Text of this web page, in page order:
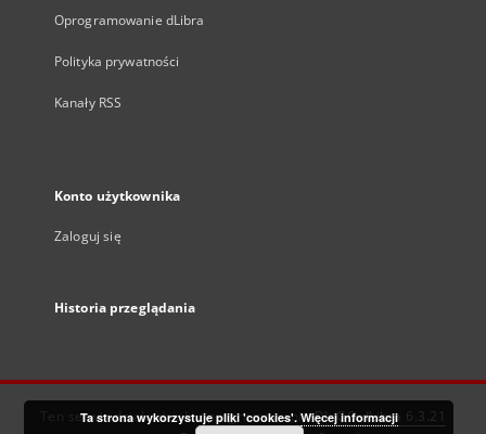
Oprogramowanie dLibra
Polityka prywatności
Kanały RSS
Konto użytkownika
Zaloguj się
Historia przeglądania
Ten serwis działa dzięki oprogramowaniuDInGO dLibra 6.3.21
Ta strona wykorzystuje pliki 'cookies'. Więcej informacji